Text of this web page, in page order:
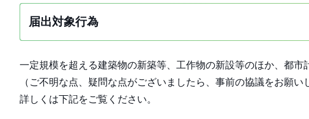
届出対象行為
一定規模を超える建築物の新築等、工作物の新設等のほか、都
（ご不明な点、疑問な点がございましたら、事前の協議をお願い
詳しくは下記をご覧ください。